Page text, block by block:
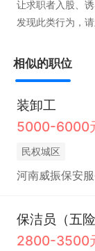
让求职者入股、
发现此类行为，
相似的职位
装卸工
5000-6000
民权城区
河南威振保安
保洁员（五
2800-3500